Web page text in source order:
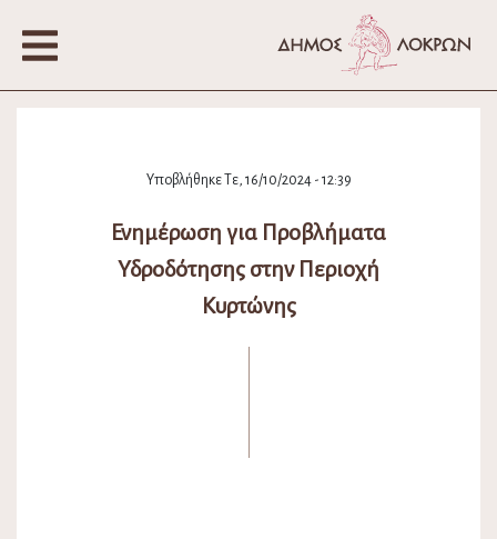
Υποβλήθηκε Τε, 16/10/2024 - 12:39
Ενημέρωση για Προβλήματα
Υδροδότησης στην Περιοχή
Κυρτώνης